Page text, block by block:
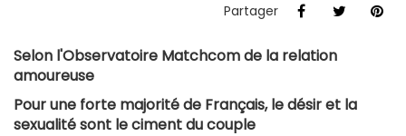
Partager
Selon l'Observatoire Matchcom de la relation
amoureuse
Pour une forte majorité de Français, le désir et la
sexualité sont le ciment du couple